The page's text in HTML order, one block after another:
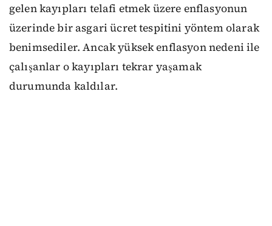
gelen kayıpları telafi etmek üzere enflasyonun
üzerinde bir asgari ücret tespitini yöntem olarak
benimsediler. Ancak yüksek enflasyon nedeni ile
çalışanlar o kayıpları tekrar yaşamak
durumunda kaldılar.